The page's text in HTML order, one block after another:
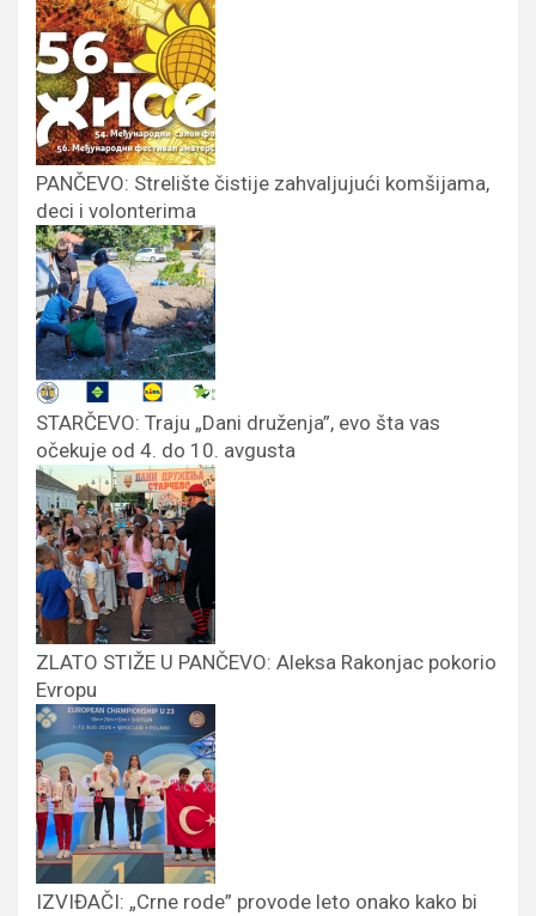
PANČEVO: Strelište čistije zahvaljujući komšijama,
deci i volonterima
STARČEVO: Traju „Dani druženja”, evo šta vas
očekuje od 4. do 10. avgusta
ZLATO STIŽE U PANČEVO: Aleksa Rakonjac pokorio
Evropu
IZVIĐAČI: „Crne rode” provode leto onako kako bi